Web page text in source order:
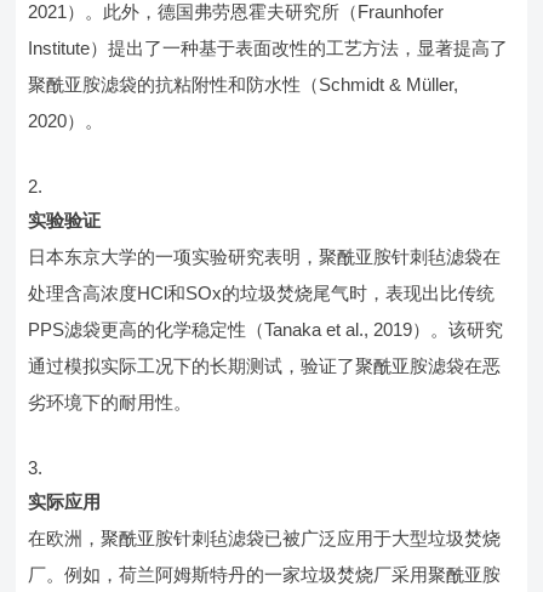
2021）。此外，德国弗劳恩霍夫研究所（Fraunhofer
Institute）提出了一种基于表面改性的工艺方法，显著提高了
聚酰亚胺滤袋的抗粘附性和防水性（Schmidt & Müller,
2020）。
实验验证
日本东京大学的一项实验研究表明，聚酰亚胺针刺毡滤袋在
处理含高浓度HCl和SOx的垃圾焚烧尾气时，表现出比传统
PPS滤袋更高的化学稳定性（Tanaka et al., 2019）。该研究
通过模拟实际工况下的长期测试，验证了聚酰亚胺滤袋在恶
劣环境下的耐用性。
实际应用
在欧洲，聚酰亚胺针刺毡滤袋已被广泛应用于大型垃圾焚烧
厂。例如，荷兰阿姆斯特丹的一家垃圾焚烧厂采用聚酰亚胺